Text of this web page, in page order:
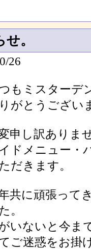
。
26
もミスターデ
がとうござい
申し訳ありま
ドメニュー・
だきます。
共に頑張って
。
いないと今ま
ご迷惑をお掛